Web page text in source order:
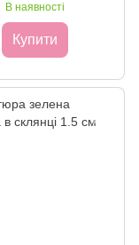
В наявності
Купити